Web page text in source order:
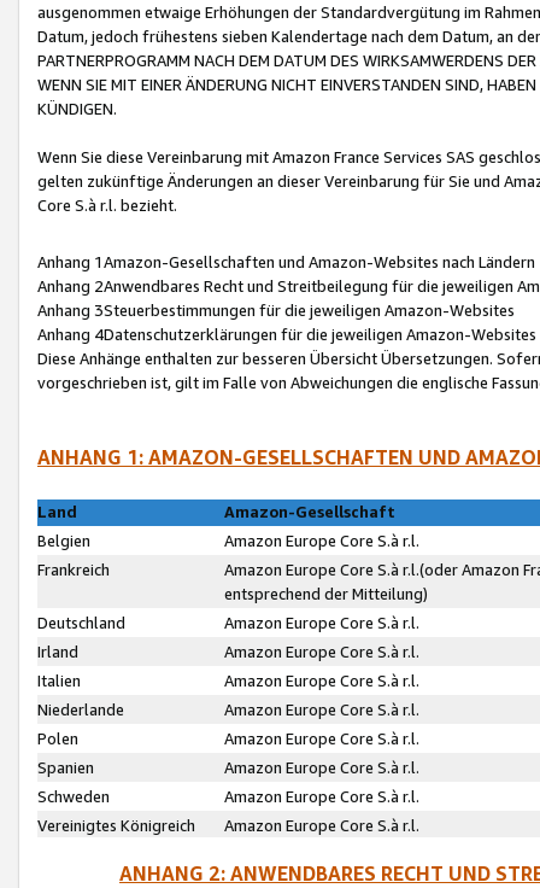
ausgenommen etwaige Erhöhungen der Standardvergütung im
Datum, jedoch frühestens sieben Kalendertage nach dem Datum, an
PARTNERPROGRAMM NACH DEM DATUM DES WIRKSAMWERDENS
WENN SIE MIT EINER ÄNDERUNG NICHT EINVERSTANDEN SIND,
KÜNDIGEN.
Wenn Sie diese Vereinbarung mit Amazon France Services SAS
gelten zukünftige Änderungen an dieser Vereinbarung für Sie und
Core S.à r.l. bezieht.
Anhang 1Amazon-Gesellschaften und Amazon-Websites nach Ländern
Anhang 2Anwendbares Recht und Streitbeilegung für die jeweiligen
Anhang 3Steuerbestimmungen für die jeweiligen Amazon-Websites
Anhang 4Datenschutzerklärungen für die jeweiligen Amazon-Websites
Diese Anhänge enthalten zur besseren Übersicht Übersetzungen.
vorgeschrieben ist, gilt im Falle von Abweichungen die englische
ANHANG 1: AMAZON-GESELLSCHAFTEN UND
Land
Amazon-Gesellschaft
Belgien
Amazon Europe Core S.à r.l.
Frankreich
Amazon Europe Core S.à r.l.(oder Amazon
entsprechend der Mitteilung)
Deutschland
Amazon Europe Core S.à r.l.
Irland
Amazon Europe Core S.à r.l.
Italien
Amazon Europe Core S.à r.l.
Niederlande
Amazon Europe Core S.à r.l.
Polen
Amazon Europe Core S.à r.l.
Spanien
Amazon Europe Core S.à r.l.
Schweden
Amazon Europe Core S.à r.l.
Vereinigtes Königreich
Amazon Europe Core S.à r.l.
ANHANG 2: ANWENDBARES RECHT UND